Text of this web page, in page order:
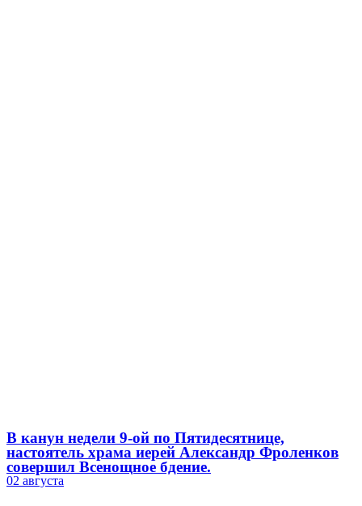
В канун недели 9-ой по Пятидесятнице,
настоятель храма иерей Александр Фроленков
совершил Всенощное бдение.
02 августа